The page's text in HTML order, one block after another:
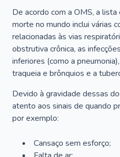
De acordo com a OMS, a
morte no mundo inclui várias
relacionadas às vias
obstrutiva crônica, as
inferiores (como a
traqueia e brônquios e a
Devido à gravidade dessas
atento aos sinais de quando
por exemplo:
Cansaço sem esforço;